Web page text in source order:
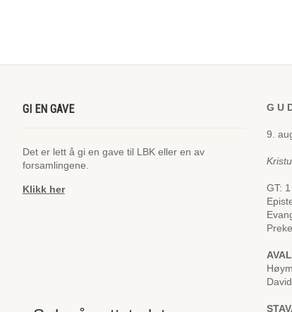
GI EN GAVE
Det er lett å gi en gave til LBK eller en av
forsamlingene.
Klikk her
G U
9.
GT: